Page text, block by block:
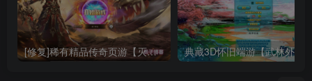
[修复]稀有精品传奇页游【灭神圣妖传单职业定制版】Linux一键全自动搭建脚本+Linux手工服务端+GM后台+微端+详细搭建教程